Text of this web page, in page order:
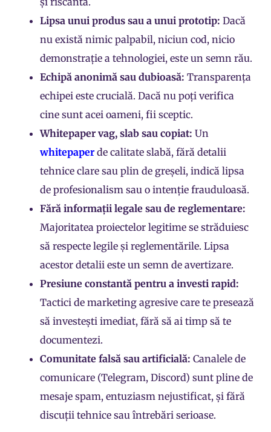
Lipsa unui produs sau a unui prototip: Dacă
nu există nimic palpabil, niciun cod, nicio
demonstrație a tehnologiei, este un semn rău.
Echipă anonimă sau dubioasă: Transparența
echipei este crucială. Dacă nu poți verifica
cine sunt acei oameni, fii sceptic.
Whitepaper vag, slab sau copiat: Un
whitepaperde calitate slabă, fără detalii
tehnice clare sau plin de greșeli, indică lipsa
de profesionalism sau o intenție frauduloasă.
Fără informații legale sau de reglementare:
Majoritatea proiectelor legitime se străduiesc
să respecte legile și reglementările. Lipsa
acestor detalii este un semn de avertizare.
Presiune constantă pentru a investi rapid:
Tactici de marketing agresive care te presează
să investești imediat, fără să ai timp să te
documentezi.
Comunitate falsă sau artificială: Canalele de
comunicare (Telegram, Discord) sunt pline de
mesaje spam, entuziasm nejustificat, și fără
discuții tehnice sau întrebări serioase.